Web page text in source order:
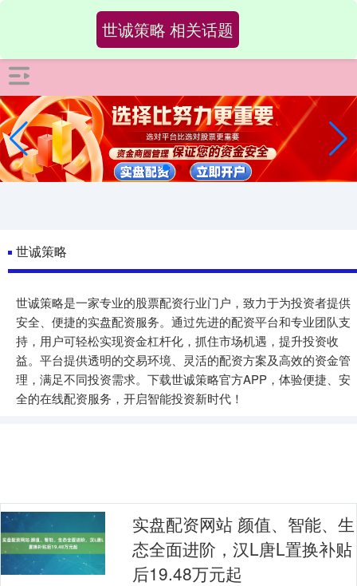
世诚策略
世诚策略是一家专业的股票配资行业门户，致力于为投资者提供
安全、便捷的实盘配资服务。通过先进的配资平台和专业团队支
持，用户可轻松实现资金杠杆化，抓住市场机遇，提升投资收
益。平台提供透明的交易环境、灵活的配资方案及高效的资金管
理，满足不同投资需求。下载世诚策略官方APP，体验便捷、安
全的在线配资服务，开启智能投资新时代！
世诚策略 相关话题
实盘配资网站 颜值、智能、生
态全面进阶，汉L唐L置换补贴
后19.48万元起